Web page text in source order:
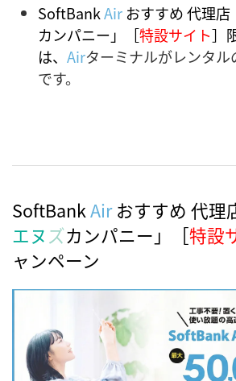
SoftBankAir おすすめ 代理
カンパニー」［特設サイト］
は、 Airターミナルがレンタ
です。
SoftBankAirおすすめ 代理
エヌ ズカンパニー」［特設
ャンペーン